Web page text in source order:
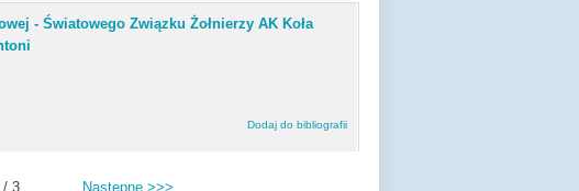
- Światowego Związku Żołnierzy AK Koła
Dodaj do bibliografii
/ 3 Następne >>>